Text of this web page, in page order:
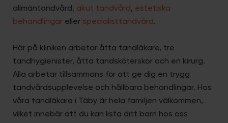
allmäntandvård, akut tandvård, estetiska
behandlingar eller specialisttandvård.
Här på kliniken arbetar åtta tandläkare, tre
tandhygienister, åtta tandsköterskor och en kirurg.
Alla arbetar tillsammans för att ge dig en trygg
tandvårdsupplevelse och hållbara behandlingar. Hos
våra tandläkare i Täby är hela familjen välkommen,
vilket innebär att du kan lista ditt barn hos oss